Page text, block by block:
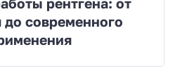
до современного